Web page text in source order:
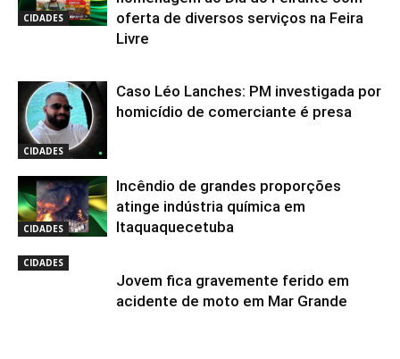
CIDADES
oferta de diversos serviços na Feira
Livre
CIDADES
Caso Léo Lanches: PM investigada por
homicídio de comerciante é presa
CIDADES
Incêndio de grandes proporções
atinge indústria química em
Itaquaquecetuba
CIDADES
Jovem fica gravemente ferido em
acidente de moto em Mar Grande